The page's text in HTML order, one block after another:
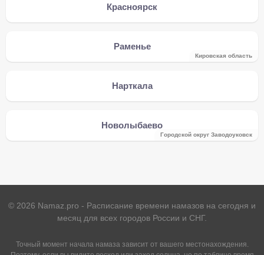
Красноярск
Раменье
Кировская область
Нарткала
Новолыбаево
Городской округ Заводоуковск
© 2026 Namaz.pro - Расписание времени намазов на сегодня и
месяц для всех городов России и СНГ.
Точный момент начала намаза зависит от вашего местонахождения.